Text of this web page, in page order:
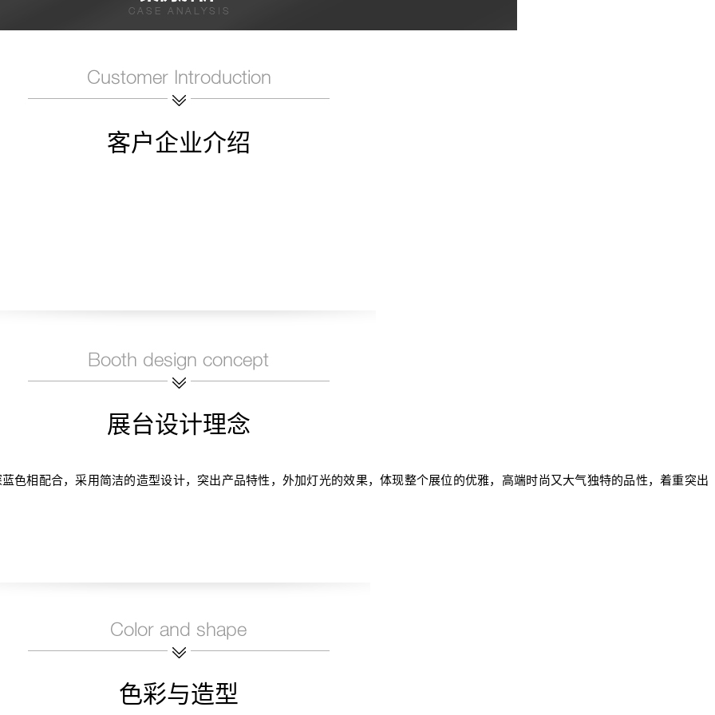
客户企业介绍
展台设计理念
色相配合，采用简洁的造型设计，突出产品特性，外加灯光的效果，体现整个展位的优雅，高端时尚又大气独特的品性，着重突出
色彩与造型